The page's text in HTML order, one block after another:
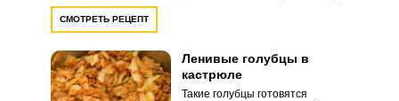
СМОТРЕТЬ РЕЦЕПТ
Ленивые голубцы в
кастрюле
Такие голубцы готовятся